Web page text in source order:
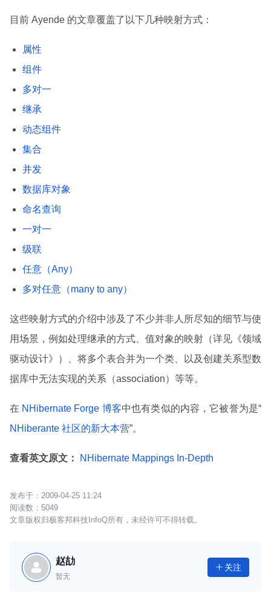
目前 Ayende 的文章覆盖了以下几种映射方式：
属性
组件
多对一
继承
动态组件
集合
并发
数据库对象
命名查询
一对一
级联
任意（Any）
多对任意（many to any）
这些映射方式的介绍中涉及了不少并非人所尽知的细节与使
用场景，例如处理继承的方式、值对象的映射（详见《领域
驱动设计》）、将多个表合并为一个类、以及创建关系型数
据库中无法实现的关系（association）等等。
在 NHibernate Forge 博客中也有类似的内容，它被誉为是“
NHiberante 社区的新大本营”。
查看英文原文： NHibernate Mappings In-Depth
2009-04-25 11:24
5049
文章版权归极客邦科技InfoQ所有，未经许可不得转载。
赵劼
暂无
 关注